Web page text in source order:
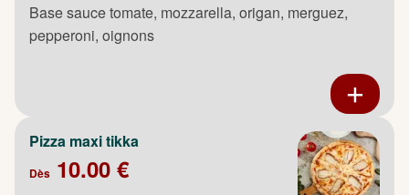
Base sauce tomate, mozzarella, origan, merguez,
pepperoni, oignons
Pizza maxi tikka
Dès 10.00 €